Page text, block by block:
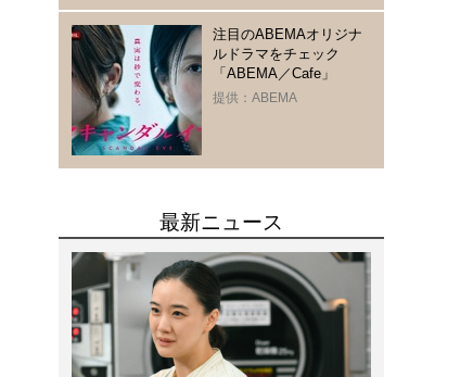
注目のABEMAオリジナ
ルドラマをチェック
「ABEMA／Cafe」
提供：ABEMA